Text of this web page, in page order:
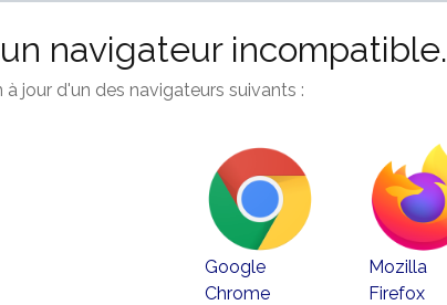
navigateur incompatible.
à jour d'un des navigateurs suivants :
Google
Chrome
Mozilla
Firefox